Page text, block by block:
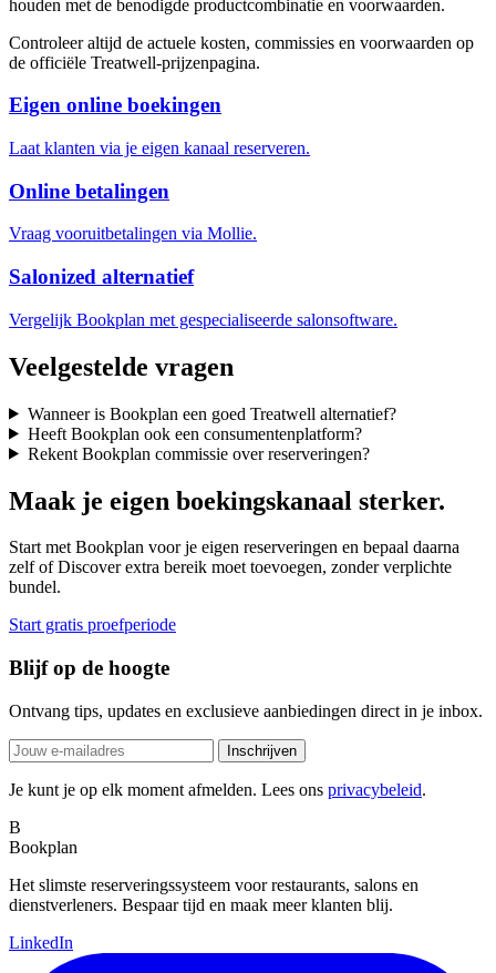
houden met de benodigde productcombinatie en voorwaarden.
Controleer altijd de actuele kosten, commissies en voorwaarden op
de officiële Treatwell-prijzenpagina.
Eigen online boekingen
Laat klanten via je eigen kanaal reserveren.
Online betalingen
Vraag vooruitbetalingen via Mollie.
Salonized alternatief
Vergelijk Bookplan met gespecialiseerde salonsoftware.
Veelgestelde vragen
Wanneer is Bookplan een goed Treatwell alternatief?
Heeft Bookplan ook een consumentenplatform?
Rekent Bookplan commissie over reserveringen?
Maak je eigen boekingskanaal sterker.
Start met Bookplan voor je eigen reserveringen en bepaal daarna
zelf of Discover extra bereik moet toevoegen, zonder verplichte
bundel.
Start gratis proefperiode
Blijf op de hoogte
Ontvang tips, updates en exclusieve aanbiedingen direct in je inbox.
Inschrijven
Je kunt je op elk moment afmelden. Lees ons privacybeleid.
B
Bookplan
Het slimste reserveringssysteem voor restaurants, salons en
dienstverleners. Bespaar tijd en maak meer klanten blij.
LinkedIn